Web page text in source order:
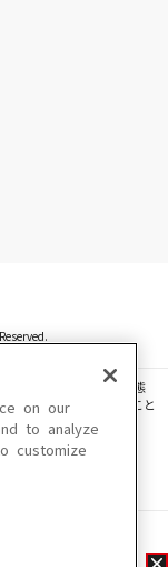
・音声等を、手段や形態
、ファイル化などすること
があります。
あります。
on our
to analyze
customize